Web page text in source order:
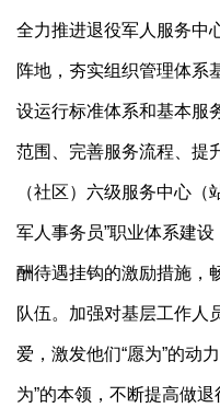
全力推进退役军人服务中
阵地，夯实组织管理体系
设运行标准体系和基本服
范围、完善服务流程、提
（社区）六级服务中心（
军人事务员”职业体系建
酬待遇挂钩的激励措施，
队伍。加强对基层工作人
爱，激发他们“愿为”的动
为”的本领，不断提高做